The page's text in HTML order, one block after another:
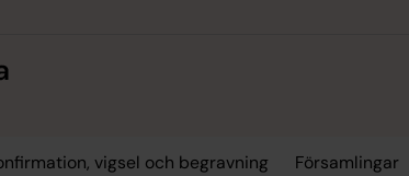
vigsel och begravning Församlingar